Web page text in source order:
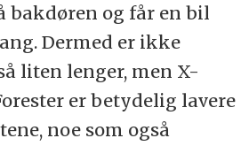
bakdøren og får en bil
Dermed er ikke
liten lenger, men X-
er betydelig lavere
noe som også